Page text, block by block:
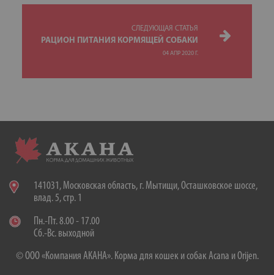
СЛЕДУЮЩАЯ СТАТЬЯ
РАЦИОН ПИТАНИЯ КОРМЯЩЕЙ СОБАКИ
04 АПР 2020 Г.
141031, Московская область, г. Мытищи, Осташковское шоссе,
влад. 5, стр. 1
Пн.-Пт. 8.00 - 17.00
Сб.-Вс. выходной
© ООО «Компания АКАНА». Корма для кошек и собак Acana и Orijen.